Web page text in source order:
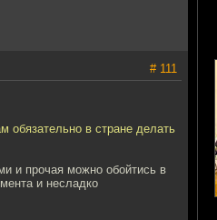
# 111
в стране делать
и прочая можно обойтись в
и несладко